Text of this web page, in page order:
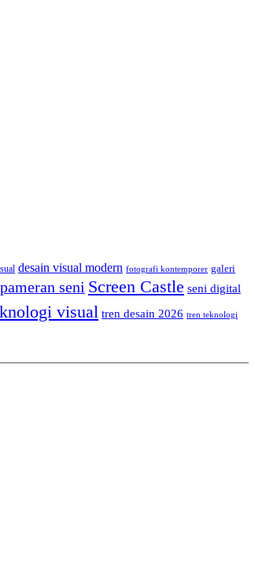
desain visual modern fotografi kontemporer galeri
pameran seni Screen Castle seni digital
visual tren desain 2026 tren teknologi